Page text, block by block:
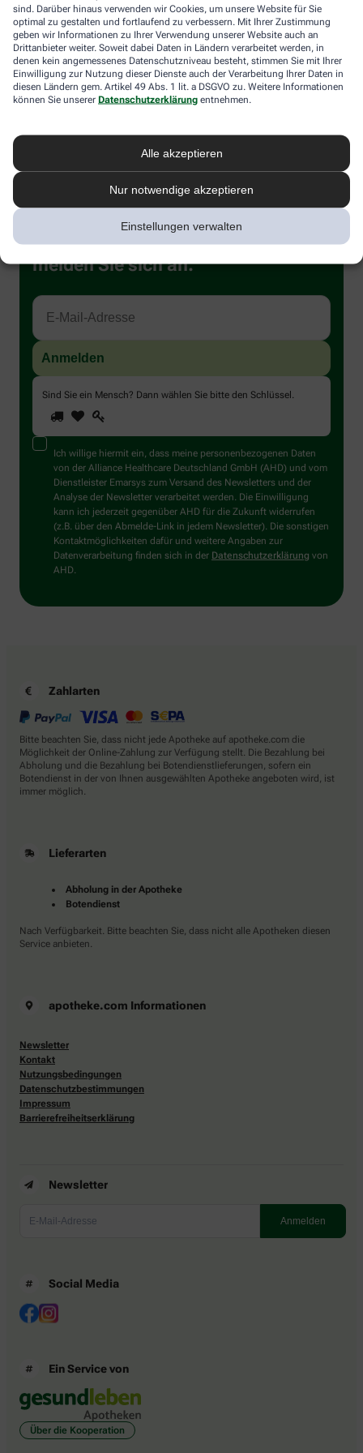
sind. Darüber hinaus verwenden wir Cookies, um unsere Website für Sie
optimal zu gestalten und fortlaufend zu verbessern. Mit Ihrer Zustimmung
geben wir Informationen zu Ihrer Verwendung unserer Website auch an
Drittanbieter weiter. Soweit dabei Daten in Ländern verarbeitet werden, in
denen kein angemessenes Datenschutzniveau besteht, stimmen Sie mit Ihrer
Einwilligung zur Nutzung dieser Dienste auch der Verarbeitung Ihrer Daten in
diesen Ländern gem. Artikel 49 Abs. 1 lit. a DSGVO zu. Weitere Informationen
können Sie unserer Datenschutzerklärung entnehmen.
Alle akzeptieren
Nur notwendige akzeptieren
Einstellungen verwalten
zermahlen. Das ist am Anfang ganz schön schwer. Darum raten
Experten, mit 20 Wiederholungen zu beginnen und mit festen
Nahrungsmitteln zu trainieren, wie Brot und Nudeln.
Machen Sie in der Familie darausein kleines Spiel: Wer schafft
es, den nächsten Bissen 20 Mal, 30 Mal oder gar 40 Mal zu
kauen – ohne zu schlucken natürlich. So lernen auch Ihre Kinder
Immer auf dem Laufenden bleiben –
melden Sie sich an.
Sind Sie ein Mensch? Dann wählen Sie bitte den Schlüssel .
Sind
Sie
ein
Mensch?
Dann
wählen
Sie
bitte
den
Schlüssel.
1 2
Ich willige hiermit ein, dass meine personenbezogenen Daten
von der Alliance Healthcare Deutschland GmbH (AHD) und vom
Dienstleister Emarsys zum Versand des Newsletters und der
Analyse der Newsletter verarbeitet werden. Die Einwilligung
kann ich jederzeit gegenüber AHD für die Zukunft widerrufen
(z.B. über den Abmelde-Link in jedem Newsletter). Die sonstigen
Kontaktmöglichkeiten dafür und weitere Angaben zur
Datenverarbeitung finden sich in der Datenschutzerklärung von
AHD.
Zahlarten
Bitte beachten Sie, dass nicht jede Apotheke auf apotheke.com die
Möglichkeit der Online-Zahlung zur Verfügung stellt. Die Bezahlung bei
Abholung und die Bezahlung bei Botendienstlieferungen, sofern ein
Botendienst in der von Ihnen ausgewählten Apotheke angeboten wird, ist
immer möglich.
Lieferarten
Abholung in der Apotheke
Botendienst
Nach Verfügbarkeit. Bitte beachten Sie, dass nicht alle Apotheken diesen
Service anbieten.
apotheke.com Informationen
Newsletter
Kontakt
Nutzungsbedingungen
Datenschutzbestimmungen
Impressum
Barrierefreiheitserklärung
Newsletter
Social Media
Ein Service von
Über die Kooperation